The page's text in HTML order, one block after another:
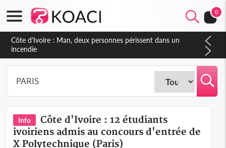
0
Côte d'Ivoire : Séileu, la célébration de la fête nationale
transformée en vaste campagne contre les produits
dépigmentants dangereux
Info
Côte d'Ivoire : 12 étudiants
ivoiriens admis au concours d'entrée de
X Polytechnique (Paris)